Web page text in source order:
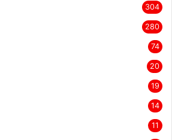
304
280
74
20
19
14
11